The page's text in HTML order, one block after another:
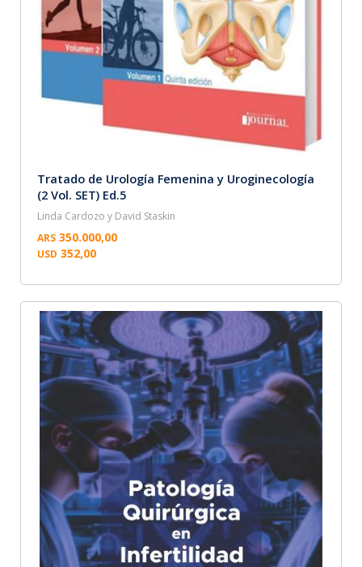
Tratado de Urología Femenina y Uroginecología
(2 Vol. SET) Ed.5
Linda Cardozo y David Staskin
ARS 350.000,00
USD 352,00